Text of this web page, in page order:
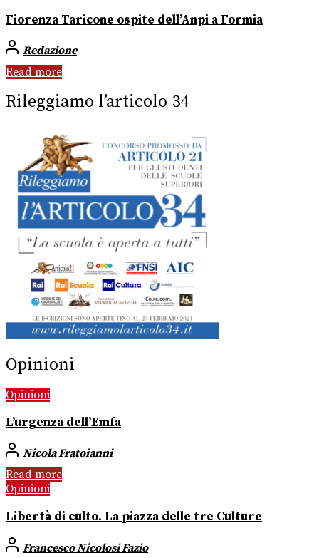
Fiorenza Taricone ospite dell’Anpi a Formia
Redazione
Read more
Rileggiamo l’articolo 34
Opinioni
Opinioni
L’urgenza dell’Emfa
Nicola Fratoianni
Read more
Opinioni
Libertà di culto. La piazza delle tre Culture
Francesco Nicolosi Fazio